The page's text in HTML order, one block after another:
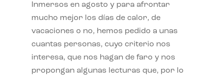
Inmersos en agosto y para afrontar
mucho mejor los días de calor, de
vacaciones o no, hemos pedido a unas
cuantas personas, cuyo criterio nos
interesa, que nos hagan de faro y nos
propongan algunas lecturas que, por lo